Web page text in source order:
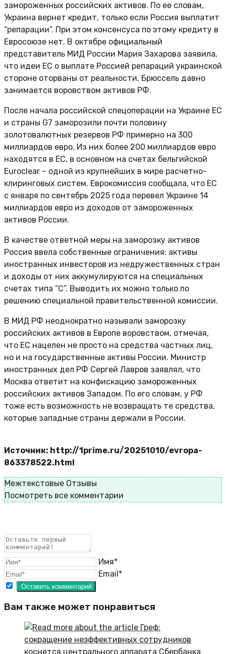
замороженных российских активов. По ее словам,
Украина вернет кредит, только если Россия выплатит
“репарации”. При этом консенсуса по этому кредиту в
Евросоюзе нет. В октябре официальный
представитель МИД России Мария Захарова заявила,
что идеи ЕС о выплате Россией репараций украинской
стороне оторваны от реальности, Брюссель давно
занимается воровством активов РФ.
После начала российской спецоперации на Украине ЕС
и страны G7 заморозили почти половину
золотовалютных резервов РФ примерно на 300
миллиардов евро. Из них более 200 миллиардов евро
находятся в ЕС, в основном на счетах бельгийской
Euroclear – одной из крупнейших в мире расчетно-
клиринговых систем. Еврокомиссия сообщала, что ЕС
с января по сентябрь 2025 года перевел Украине 14
миллиардов евро из доходов от замороженных
активов России.
В качестве ответной меры на заморозку активов
Россия ввела собственные ограничения: активы
иностранных инвесторов из недружественных стран
и доходы от них аккумулируются на специальных
счетах типа “С”. Выводить их можно только по
решению специальной правительственной комиссии.
В МИД РФ неоднократно называли заморозку
российских активов в Европе воровством, отмечая,
что ЕС нацелен не просто на средства частных лиц,
но и на государственные активы России. Министр
иностранных дел РФ Сергей Лавров заявлял, что
Москва ответит на конфискацию замороженных
российских активов Западом. По его словам, у РФ
тоже есть возможность не возвращать те средства,
которые западные страны держали в России.
Источник: http://1prime.ru/20251010/evropa-
863378522.html
Межтекстовые Отзывы
Посмотреть все комментарии
Имя*
Email*
Вам также может понравиться